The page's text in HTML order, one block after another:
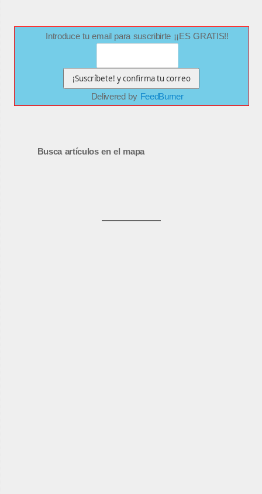
Introduce tu email para suscribirte ¡¡ES GRATIS!!
Delivered by FeedBurner
Busca artículos en el mapa